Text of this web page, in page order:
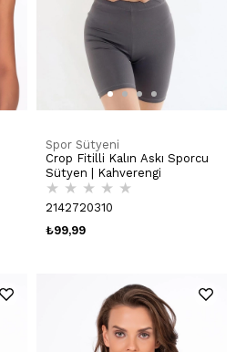
Spor Sütyeni
Crop Fitilli Kalın Askı Sporcu
Sütyen | Kahverengi
★ ★ ★ ★ ★
2142720310
₺99,99